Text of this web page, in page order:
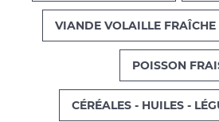
VIANDE VOLAILLE FRAÎCHE
POISSON
CÉRÉALES - HUILES -